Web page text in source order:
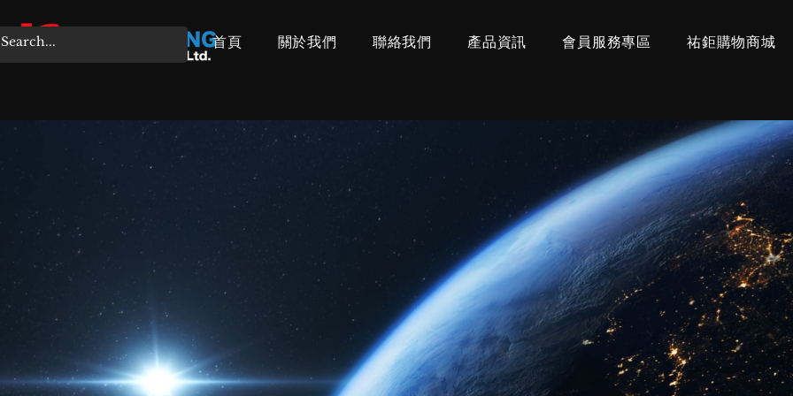
首頁 關於我們 聯絡我們 產品資訊 會員服務專區 祐鉅購物商城